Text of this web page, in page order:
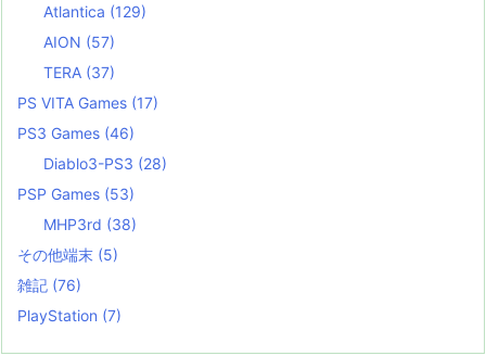
Atlantica (129)
AION (57)
TERA (37)
PS VITA Games (17)
PS3 Games (46)
Diablo3-PS3 (28)
PSP Games (53)
MHP3rd (38)
その他端末 (5)
雑記 (76)
PlayStation (7)